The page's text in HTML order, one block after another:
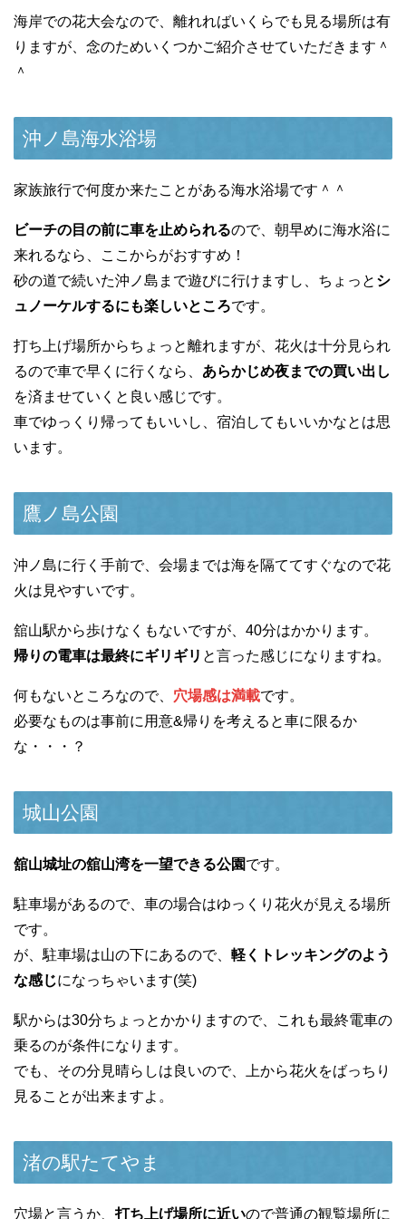
海岸での花大会なので、離れればいくらでも見る場所は有
りますが、念のためいくつかご紹介させていただきます＾
＾
沖ノ島海水浴場
家族旅行で何度か来たことがある海水浴場です＾＾
ビーチの目の前に車を止められるので、朝早めに海水浴に
来れるなら、ここからがおすすめ！
砂の道で続いた沖ノ島まで遊びに行けますし、ちょっと シ
ュノーケルするにも楽しいところです。
打ち上げ場所からちょっと離れますが、花火は十分見られ
るので車で早くに行くなら、 あらかじめ夜までの買い出し
を済ませていくと良い感じです。
車でゆっくり帰ってもいいし、宿泊してもいいかなとは思
います。
鷹ノ島公園
沖ノ島に行く手前で、会場までは海を隔ててすぐなので花
火は見やすいです。
舘山駅から歩けなくもないですが、40分はかかります。
帰りの電車は最終にギリギリ と言った感じになりますね。
何もないところなので、 穴場感は満載です。
必要なものは事前に用意&帰りを考えると車に限るか
な・・・？
城山公園
舘山城址の舘山湾を一望できる公園です。
駐車場があるので、車の場合はゆっくり花火が見える場所
です。
が、駐車場は山の下にあるので、 軽くトレッキングのよう
な感じになっちゃいます(笑)
駅からは30分ちょっとかかりますので、これも最終電車の
乗るのが条件になります。
でも、その分見晴らしは良いので、上から花火をばっちり
見ることが出来ますよ。
渚の駅たてやま
穴場と言うか、打ち上げ場所に近いので普通の観覧場所に